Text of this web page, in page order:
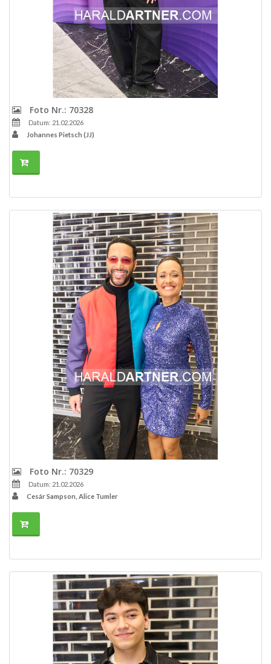
Foto Nr.: 70328
Datum: 21.02.2026
Johannes Pietsch (JJ)
Foto Nr.: 70329
Datum: 21.02.2026
Cesár Sampson, Alice Tumler